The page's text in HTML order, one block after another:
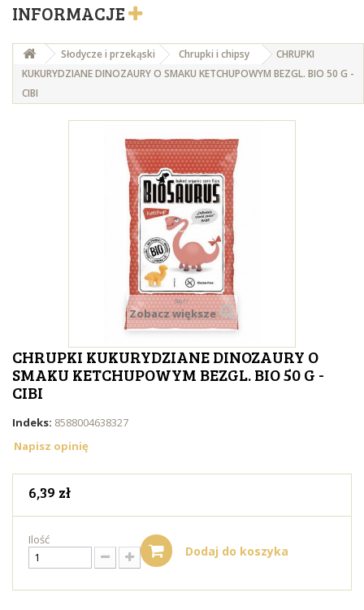
INFORMACJE
Słodycze i przekąski Chrupki i chipsy
CHRUPKI
KUKURYDZIANE DINOZAURY O SMAKU KETCHUPOWYM BEZGL. BIO 50 G -
CIBI
Zobacz większe
CHRUPKI KUKURYDZIANE DINOZAURY O
SMAKU KETCHUPOWYM BEZGL. BIO 50 G -
CIBI
Indeks: 8588004638327
Napisz opinię
6,39 zł
Ilość
Dodaj do koszyka